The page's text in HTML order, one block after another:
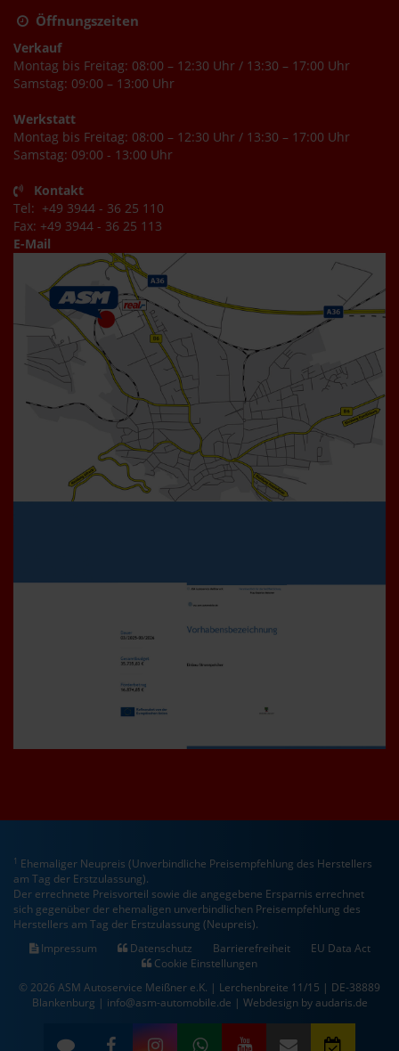
Öffnungszeiten
Verkauf
Montag bis Freitag: 08:00 – 12:30 Uhr / 13:30 – 17:00 Uhr
Samstag: 09:00 – 13:00 Uhr
Werkstatt
Montag bis Freitag: 08:00 – 12:30 Uhr / 13:30 – 17:00 Uhr
Samstag: 09:00 - 13:00 Uhr
Kontakt
Tel: +49 3944 - 36 25 110
Fax: +49 3944 - 36 25 113
E-Mail
1 Ehemaliger Neupreis (Unverbindliche Preisempfehlung des Herstellers
am Tag der Erstzulassung).
Der errechnete Preisvorteil sowie die angegebene Ersparnis errechnet
sich gegenüber der ehemaligen unverbindlichen Preisempfehlung des
Herstellers am Tag der Erstzulassung (Neupreis).
Impressum
Datenschutz Barrierefreiheit
EU Data Act
Cookie Einstellungen
© 2026 ASM Autoservice Meißner e.K. | Lerchenbreite 11/15 | DE-38889
Blankenburg | info@asm-automobile.de | Webdesign by audaris.de